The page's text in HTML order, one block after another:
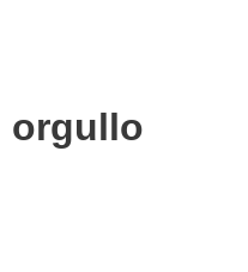
orgullo